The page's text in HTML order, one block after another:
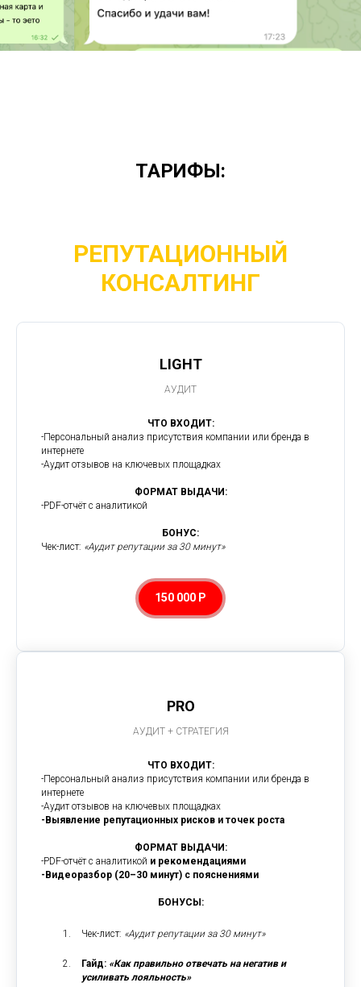
ТАРИФЫ:
РЕПУТАЦИОННЫЙ
КОНСАЛТИНГ
LIGHT
АУДИТ
ЧТО ВХОДИТ:
-Персональный анализ присутствия компании или бренда в
интернете
-Аудит отзывов на ключевых площадках
ФОРМАТ ВЫДАЧИ:
-PDF-отчёт с аналитикой
БОНУС:
Чек-лист: «Аудит репутации за 30 минут»
150 000 Р
PRO
АУДИТ + СТРАТЕГИЯ
ЧТО ВХОДИТ:
-Персональный анализ присутствия компании или бренда в
интернете
-Аудит отзывов на ключевых площадках
-Выявление репутационных рисков и точек роста
ФОРМАТ ВЫДАЧИ:
-PDF-отчёт с аналитикой и рекомендациями
-Видеоразбор (20–30 минут) с пояснениями
БОНУСЫ:
Чек-лист: «Аудит репутации за 30 минут»
Гайд: «Как правильно отвечать на негатив и
усиливать лояльность»